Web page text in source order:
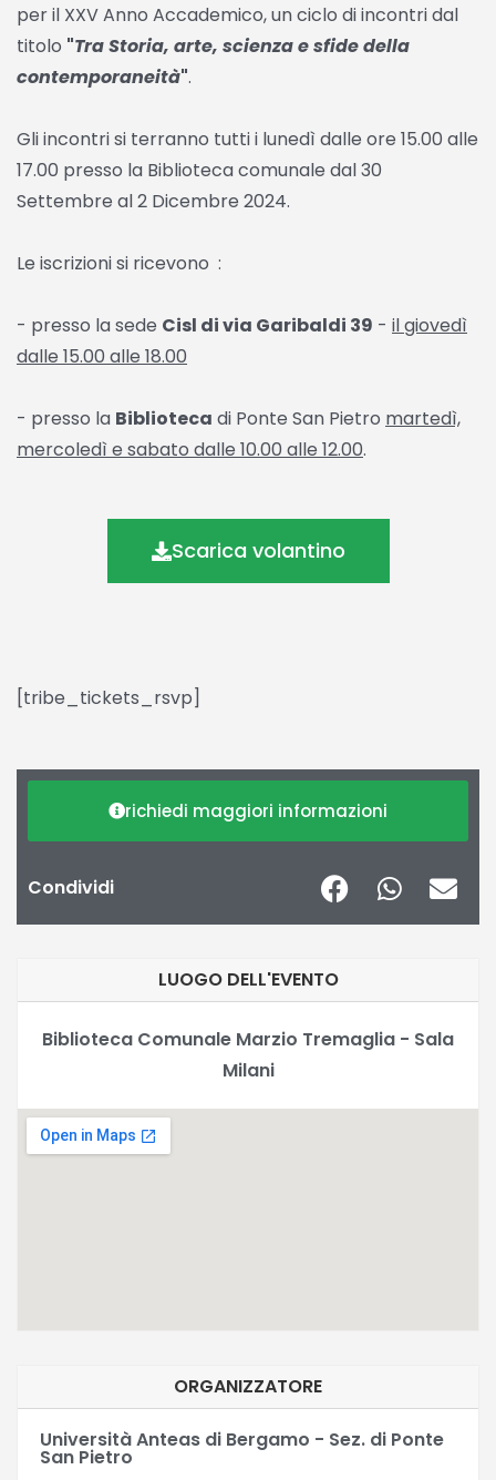
per il XXV Anno Accademico, un ciclo di incontri dal
titolo "Tra Storia, arte, scienza e sfide della
contemporaneità".
Gli incontri si terranno tutti i lunedì dalle ore 15.00 alle
17.00 presso la Biblioteca comunale dal 30
Settembre al 2 Dicembre 2024.
Le iscrizioni si ricevono :
- presso la sede Cisl di via Garibaldi 39 - il giovedì
dalle 15.00 alle 18.00
- presso la Biblioteca di Ponte San Pietro martedì,
mercoledì e sabato dalle 10.00 alle 12.00.
Scarica volantino
[tribe_tickets_rsvp]
richiedi maggiori informazioni
Condividi
LUOGO DELL'EVENTO
Biblioteca Comunale Marzio Tremaglia - Sala
Milani
ORGANIZZATORE
Università Anteas di Bergamo - Sez. di Ponte
San Pietro